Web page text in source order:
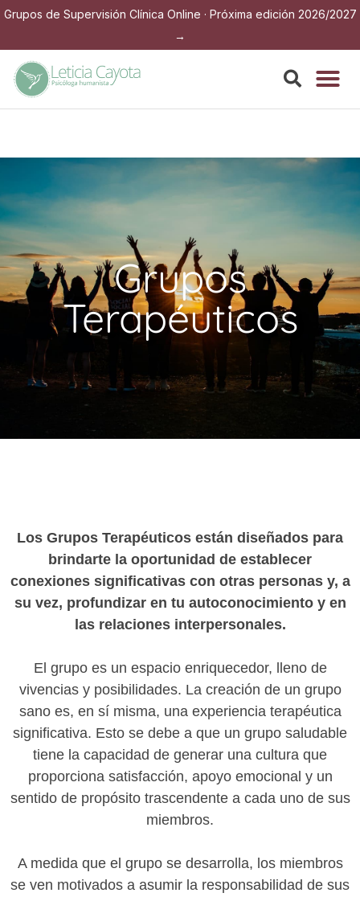
Grupos de Supervisión Clínica Online · Próxima edición 2026/2027
→
Grupos
Terapéuticos
Los Grupos Terapéuticos están diseñados para
brindarte la oportunidad de establecer
conexiones significativas con otras personas y, a
su vez, profundizar en tu autoconocimiento y en
las relaciones interpersonales.
El grupo es un espacio enriquecedor, lleno de
vivencias y posibilidades. La creación de un grupo
sano es, en sí misma, una experiencia terapéutica
significativa. Esto se debe a que un grupo saludable
tiene la capacidad de generar una cultura que
proporciona satisfacción, apoyo emocional y un
sentido de propósito trascendente a cada uno de sus
miembros.
A medida que el grupo se desarrolla, los miembros
se ven motivados a asumir la responsabilidad de sus